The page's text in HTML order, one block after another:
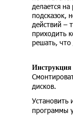
делается
подсказок,
действий –
приходить
решать,
Инструкция
дисков.
Установить
программы